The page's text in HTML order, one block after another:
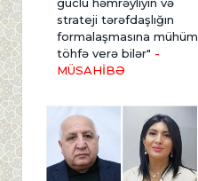
strateji tərəfdaşlığın
formalaşmasına mühüm
töhfə verə bilər" -
MÜSAHİBƏ